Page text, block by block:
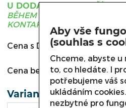
U DODAVATELE ZBOŽÍ JE
BĚHEM 3 - 21 DNÍ, PRO
KONTAKTUJTE.
Cena s DPH:
Cena bez DPH:
Varianta
Aby vše
(souhlas s
Chceme, abyste u
to, co hledáte. I
potřebujeme váš
ukládáním
nezbytné pro